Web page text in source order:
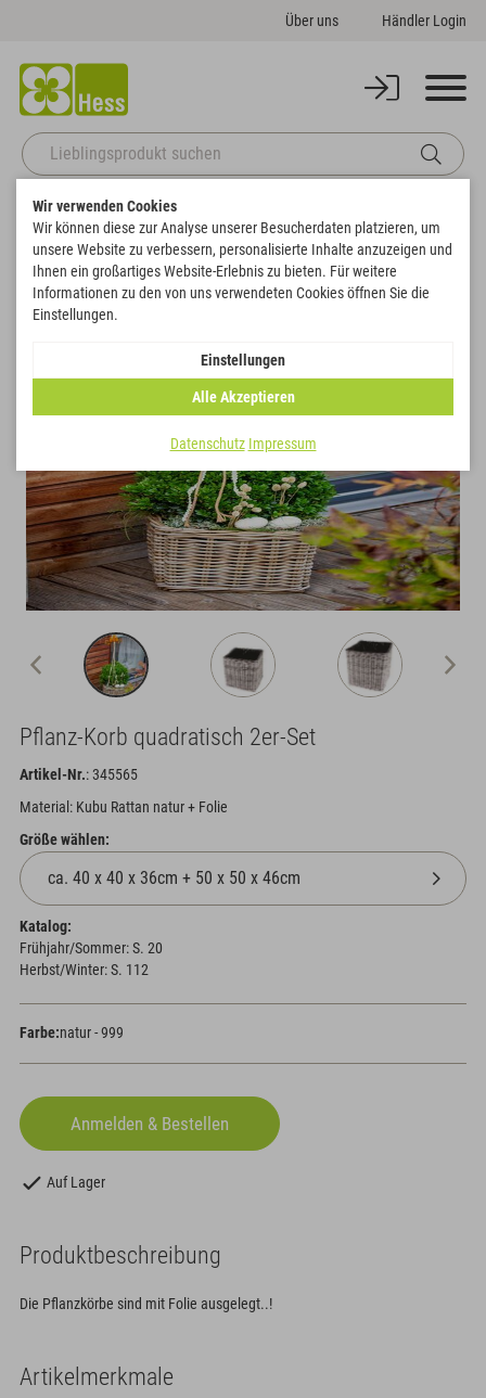
Über uns Händler Login
Startseite Korbwaren
Zurück zur Artikelübersicht
Pflanz-Korb quadratisch 2er-Set
Artikel-Nr.: 345565
Material: Kubu Rattan natur + Folie
Größe wählen:
Katalog:
Frühjahr/Sommer: S. 20
Herbst/Winter: S. 112
Farbe:natur - 999
Auf Lager
Produktbeschreibung
Die Pflanzkörbe sind mit Folie ausgelegt..!
Artikelmerkmale
Wir verwenden Cookies
Wir können diese zur Analyse unserer Besucherdaten platzieren, um
unsere Website zu verbessern, personalisierte Inhalte anzuzeigen und
Ihnen ein großartiges Website-Erlebnis zu bieten. Für weitere
Informationen zu den von uns verwendeten Cookies öffnen Sie die
Einstellungen.
Einstellungen
Alle Akzeptieren
Datenschutz Impressum